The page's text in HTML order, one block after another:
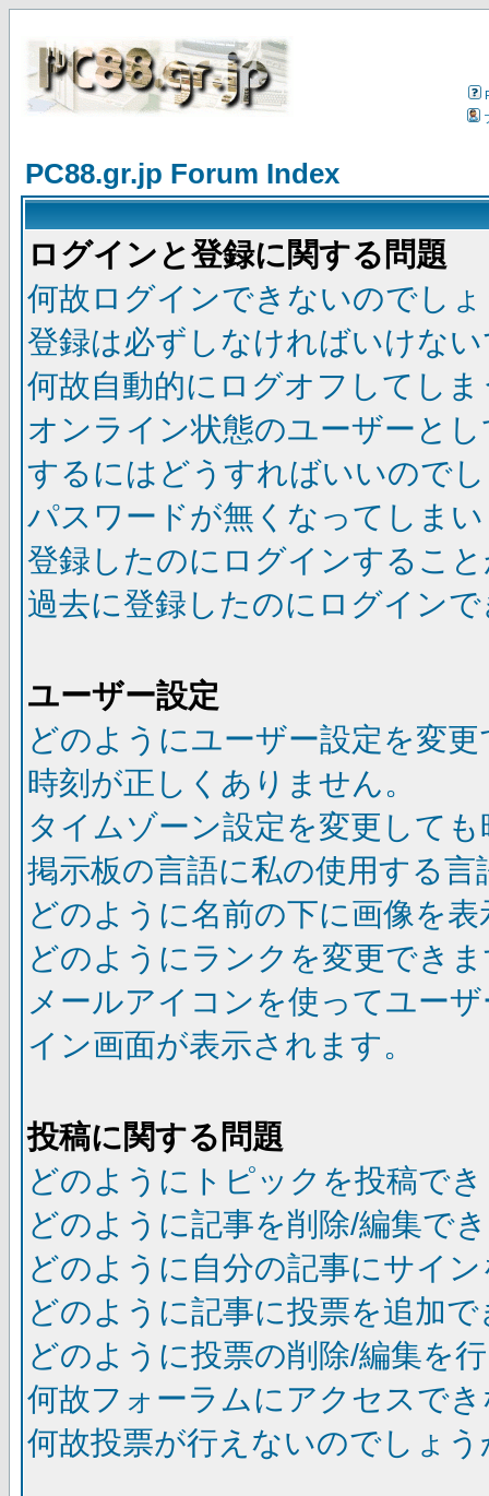
PC88.gr.jp Forum Index
ログインと登録に関する問題
何故ログインできないのでし
登録は必ずしなければいけな
何故自動的にログオフしてし
オンライン状態のユーザーと
するにはどうすればいいので
パスワードが無くなってしま
登録したのにログインするこ
過去に登録したのにログイン
ユーザー設定
どのようにユーザー設定を変
時刻が正しくありません。
タイムゾーン設定を変更して
掲示板の言語に私の使用する
どのように名前の下に画像を
どのようにランクを変更でき
メールアイコンを使ってユー
イン画面が表示されます。
投稿に関する問題
どのようにトピックを投稿で
どのように記事を削除/編集で
どのように自分の記事にサイ
どのように記事に投票を追加
どのように投票の削除/編集を
何故フォーラムにアクセスで
何故投票が行えないのでしょう